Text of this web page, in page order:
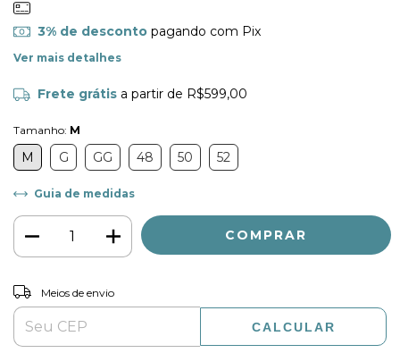
3% de descontopagando com Pix
Ver mais detalhes
Frete grátis a partir de R$599,00
Tamanho: M
M G GG 48 50 52
Guia de medidas
Entregas para o CEP:
Meios de envio
CALCULAR